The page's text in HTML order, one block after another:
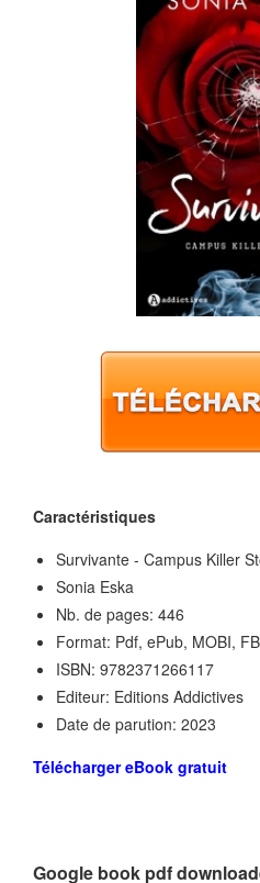
Caractéristiques
Survivante - Campus Killer
Sonia Eska
Nb. de pages: 446
Format: Pdf, ePub, MOBI,
ISBN: 9782371266117
Editeur: Editions Addictives
Date de parution: 2023
Télécharger eBook gratuit
Google book pdf